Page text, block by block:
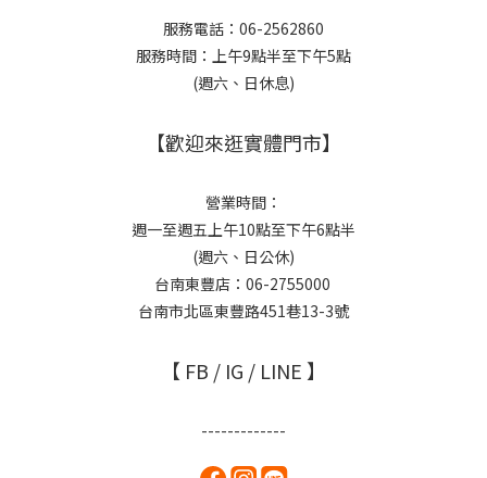
服務電話：06-2562860
服務時間：上午9點半至下午5點
(週六、日休息)
【歡迎來逛實體門市】
營業時間：
週一至週五上午10點至下午6點半
(週六、日公休)
台南東豐店：06-2755000
台南市北區東豐路451巷13-3號
【 FB / IG / LINE 】
-------------